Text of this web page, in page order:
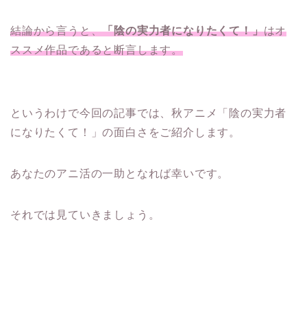
結論から言うと、「陰の実力者になりたくて！」はオ
ススメ作品であると断言します。
というわけで今回の記事では、秋アニメ「陰の実力者
になりたくて！」の面白さをご紹介します。
あなたのアニ活の一助となれば幸いです。
それでは見ていきましょう。